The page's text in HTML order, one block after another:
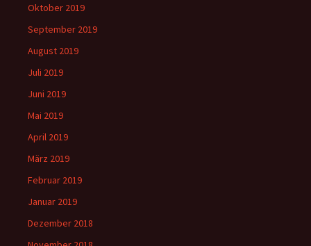
Oktober 2019
September 2019
August 2019
Juli 2019
Juni 2019
Mai 2019
April 2019
März 2019
Februar 2019
Januar 2019
Dezember 2018